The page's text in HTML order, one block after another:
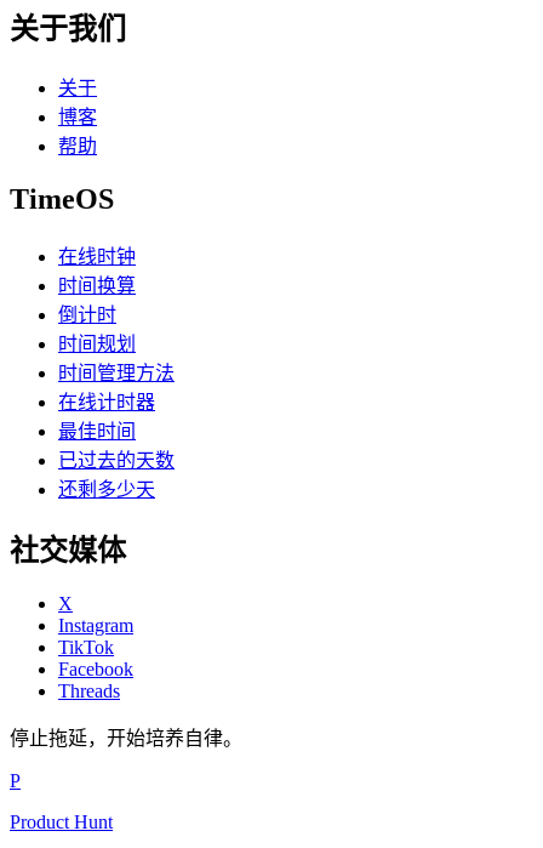
关于我们
关于
博客
帮助
TimeOS
在线时钟
时间换算
倒计时
时间规划
时间管理方法
在线计时器
最佳时间
已过去的天数
还剩多少天
社交媒体
X
Instagram
TikTok
Facebook
Threads
停止拖延，开始培养自律。
P
Product Hunt